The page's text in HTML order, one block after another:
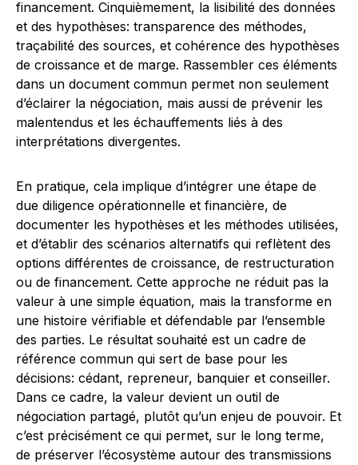
financement. Cinquièmement, la lisibilité des données
et des hypothèses: transparence des méthodes,
traçabilité des sources, et cohérence des hypothèses
de croissance et de marge. Rassembler ces éléments
dans un document commun permet non seulement
d’éclairer la négociation, mais aussi de prévenir les
malentendus et les échauffements liés à des
interprétations divergentes.
En pratique, cela implique d’intégrer une étape de
due diligence opérationnelle et financière, de
documenter les hypothèses et les méthodes utilisées,
et d’établir des scénarios alternatifs qui reflètent des
options différentes de croissance, de restructuration
ou de financement. Cette approche ne réduit pas la
valeur à une simple équation, mais la transforme en
une histoire vérifiable et défendable par l’ensemble
des parties. Le résultat souhaité est un cadre de
référence commun qui sert de base pour les
décisions: cédant, repreneur, banquier et conseiller.
Dans ce cadre, la valeur devient un outil de
négociation partagé, plutôt qu’un enjeu de pouvoir. Et
c’est précisément ce qui permet, sur le long terme,
de préserver l’écosystème autour des transmissions